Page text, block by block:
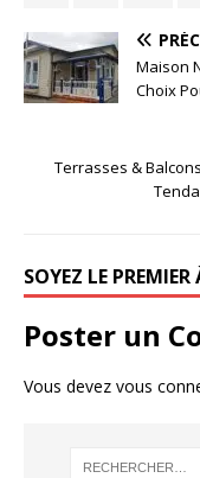
Maison
Choix
Terrasses &
SOYEZ LE
Poster un
Vous devez vous